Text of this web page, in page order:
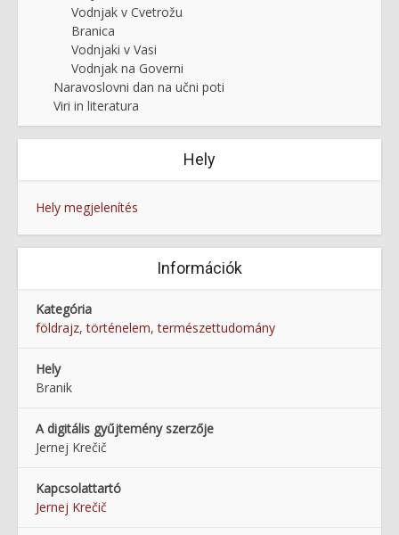
Vodnjak v Cvetrožu
Branica
Vodnjaki v Vasi
Vodnjak na Governi
Naravoslovni dan na učni poti
Viri in literatura
Hely
Hely megjelenítés
Információk
Kategória
földrajz,történelem,természettudomány
Hely
Branik
A digitális gyűjtemény szerzője
Jernej Krečič
Kapcsolattartó
Jernej Krečič